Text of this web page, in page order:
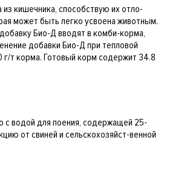
кишечника, способствую их отло-
может быть легко усвоена животным.
Био-Д вводят в комби-корма,
добавки Био-Д при тепловой
г/т корма. Готовый корм содержит 34.8
с водой для поения, содержащей 25-
от свиней и сельскохозяйст-венной